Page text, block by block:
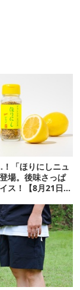
「ほりにしニュ
場。後味さっぱ
ス！【8月21日発